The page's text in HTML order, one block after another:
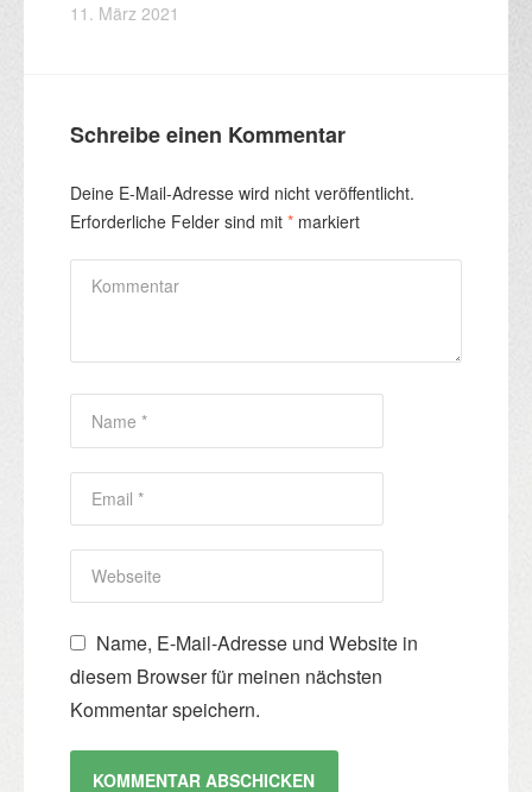
11. März 2021
Schreibe einen Kommentar
Deine E-Mail-Adresse wird nicht veröffentlicht.
Erforderliche Felder sind mit *markiert
Name, E-Mail-Adresse und Website in
diesem Browser für meinen nächsten
Kommentar speichern.